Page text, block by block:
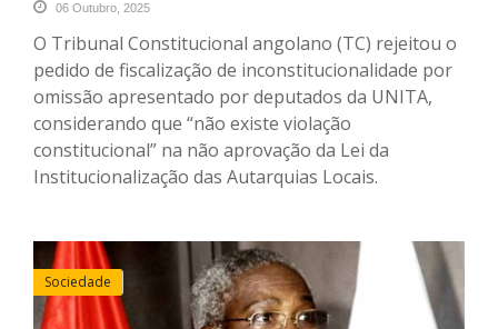
06 Outubro, 2025
O Tribunal Constitucional angolano (TC) rejeitou o
pedido de fiscalização de inconstitucionalidade por
omissão apresentado por deputados da UNITA,
considerando que “não existe violação
constitucional” na não aprovação da Lei da
Institucionalização das Autarquias Locais.
Sociedade